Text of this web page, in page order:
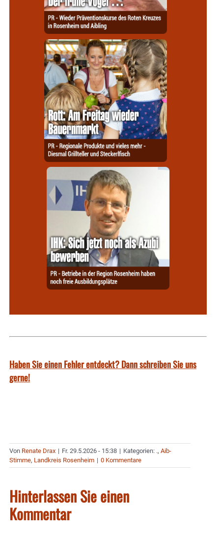
Haben Sie einen Fehler entdeckt? Dann schreiben Sie uns
gerne!
Von Renate Drax | Fr. 29.5.2026 - 15:38 | Kategorien: ., Aib-
Stimme, Landkreis Rosenheim | 0 Kommentare
Hinterlassen Sie einen
Kommentar